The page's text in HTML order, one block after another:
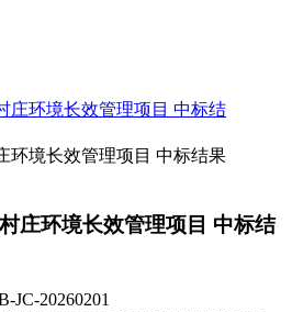
环境长效管理项目 中标结果
庄环境长效管理项目 中标结
JC-20260201